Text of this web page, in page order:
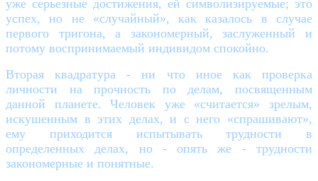
уже серьезные достижения, ей символизируемые; это
успех, но не «случайный», как казалось в случае
первого тригона, а закономерный, заслуженный и
потому воспринимаемый индивидом спокойно.
Вторая квадратура - ни что иное как проверка
личности на прочность по делам, посвященным
данной планете. Человек уже «считается» зрелым,
искушенным в этих делах, и с него «спрашивают»,
ему приходится испытывать трудности в
определенных делах, но - опять же - трудности
закономерные и понятные.